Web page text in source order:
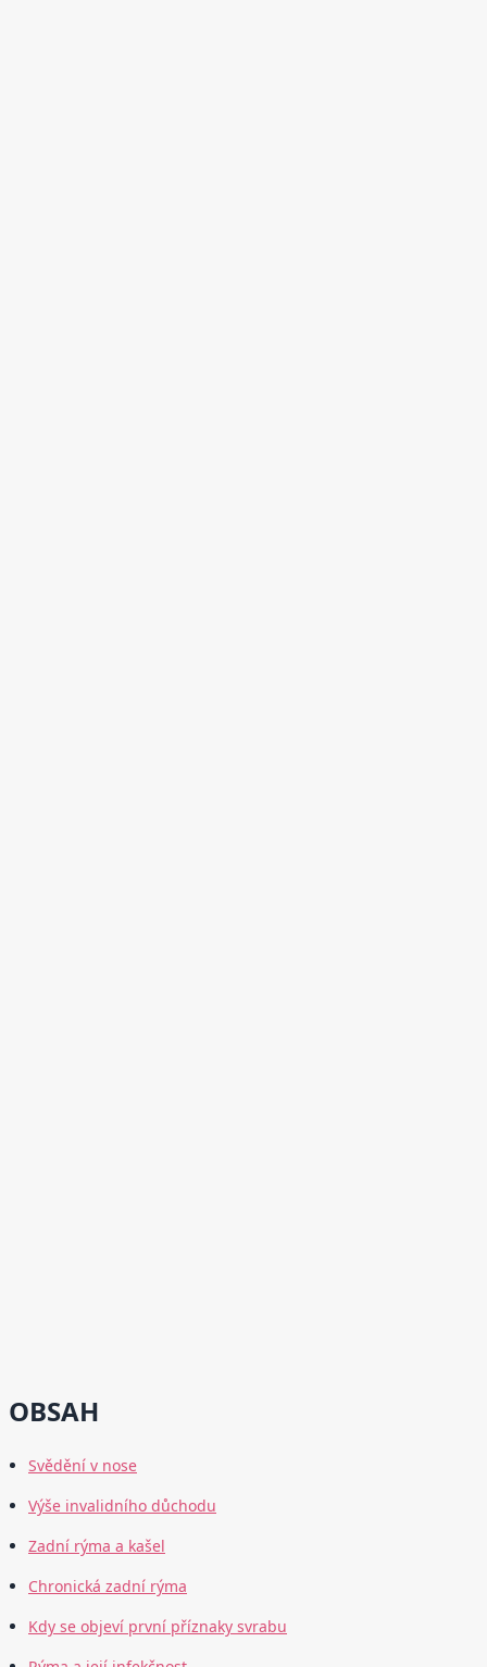
OBSAH
Svědění v nose
Výše invalidního důchodu
Zadní rýma a kašel
Chronická zadní rýma
Kdy se objeví první příznaky svrabu